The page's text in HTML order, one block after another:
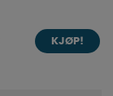
KJØP!